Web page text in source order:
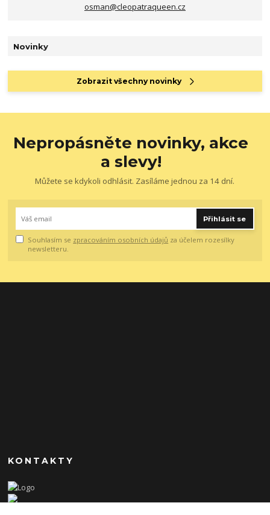
osman@cleopatraqueen.cz
Novinky
Zobrazit všechny novinky
Nepropásněte novinky, akce
a slevy!
Můžete se kdykoli odhlásit. Zasíláme jednou za 14 dní.
Přihlásit se
Souhlasím se zpracováním osobních údajů za účelem rozesílky
newsletteru.
KONTAKTY